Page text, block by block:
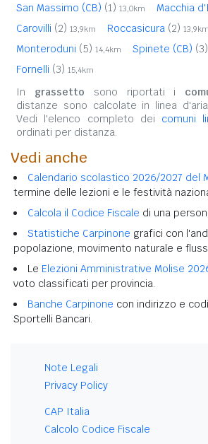
San Massimo (CB) (1) 13,0km Macchia
Carovilli (2) 13,9km Roccasicura (2) 13,9km
Monteroduni (5) 14,4km Spinete (CB) (3)
Fornelli (3) 15,4km
In grassetto sono riportati i
distanze sono calcolate in linea
Vedi l'elenco completo dei comuni
ordinati per distanza.
Vedi anche
Calendario scolastico 2026/2027 del
termine delle lezioni e le festività
Calcola il Codice Fiscale di una
Statistiche Carpinone grafici con
popolazione, movimento naturale e
Le Elezioni Amministrative Molise
voto classificati per provincia.
Banche Carpinone con indirizzo e
Sportelli Bancari.
Note Legali
Privacy Policy
CAP Italia
Calcolo Codice Fiscale